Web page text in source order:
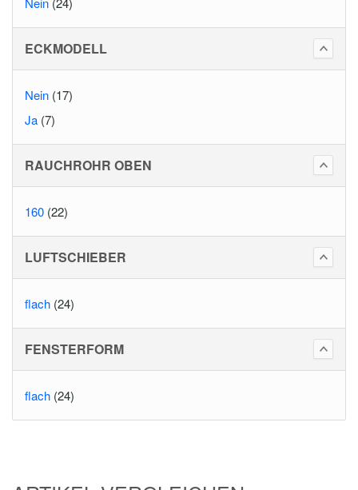
ECKMODELL
Nein (17)
Ja (7)
RAUCHROHR OBEN
160 (22)
LUFTSCHIEBER
flach (24)
FENSTERFORM
flach (24)